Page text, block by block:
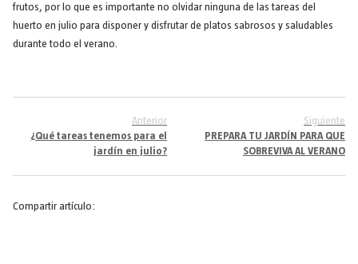
frutos, por lo que es importante no olvidar ninguna de las tareas del
huerto en julio para disponer y disfrutar de platos sabrosos y saludables
durante todo el verano.
Anterior
¿Qué tareas tenemos para el
jardín en julio?
Siguiente
PREPARA TU JARDÍN PARA QUE
SOBREVIVA AL VERANO
Compartir artículo: